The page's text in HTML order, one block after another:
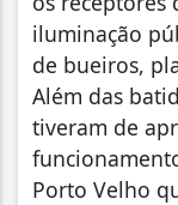
iluminação
de bueiros,
Além das
tiveram de
Porto Velho